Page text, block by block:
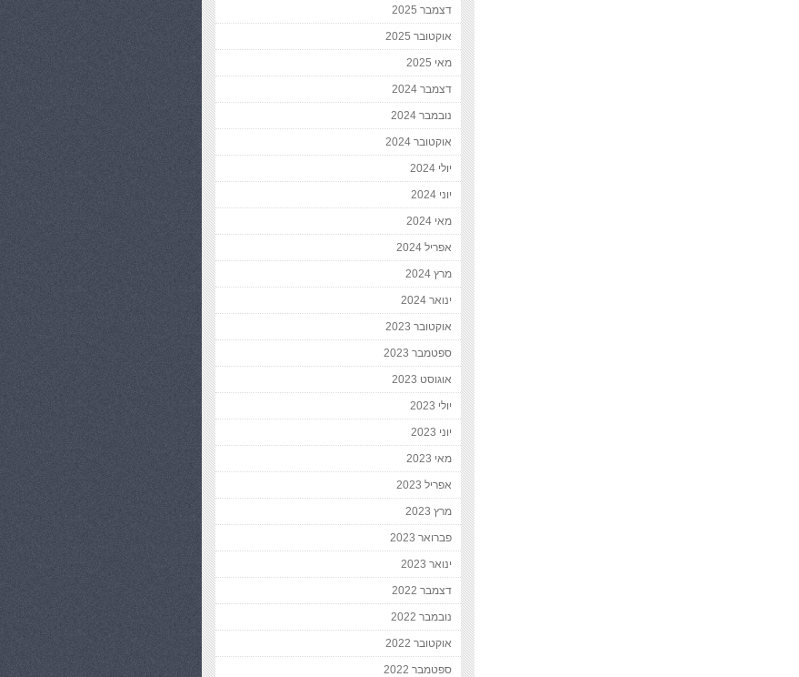
דצמבר 2025
אוקטובר 2025
מאי 2025
דצמבר 2024
נובמבר 2024
אוקטובר 2024
יולי 2024
יוני 2024
מאי 2024
אפריל 2024
מרץ 2024
ינואר 2024
אוקטובר 2023
ספטמבר 2023
אוגוסט 2023
יולי 2023
יוני 2023
מאי 2023
אפריל 2023
מרץ 2023
פברואר 2023
ינואר 2023
דצמבר 2022
נובמבר 2022
אוקטובר 2022
ספטמבר 2022